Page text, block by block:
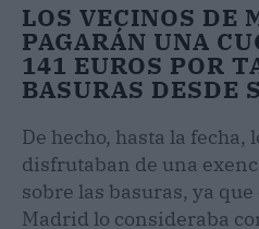
LOS VECINOS DE
PAGARÁN UNA
141 EUROS POR
BASURAS DESDE
De hecho, hasta la fecha,
disfrutaban de una
sobre las basuras, ya
Madrid lo consideraba